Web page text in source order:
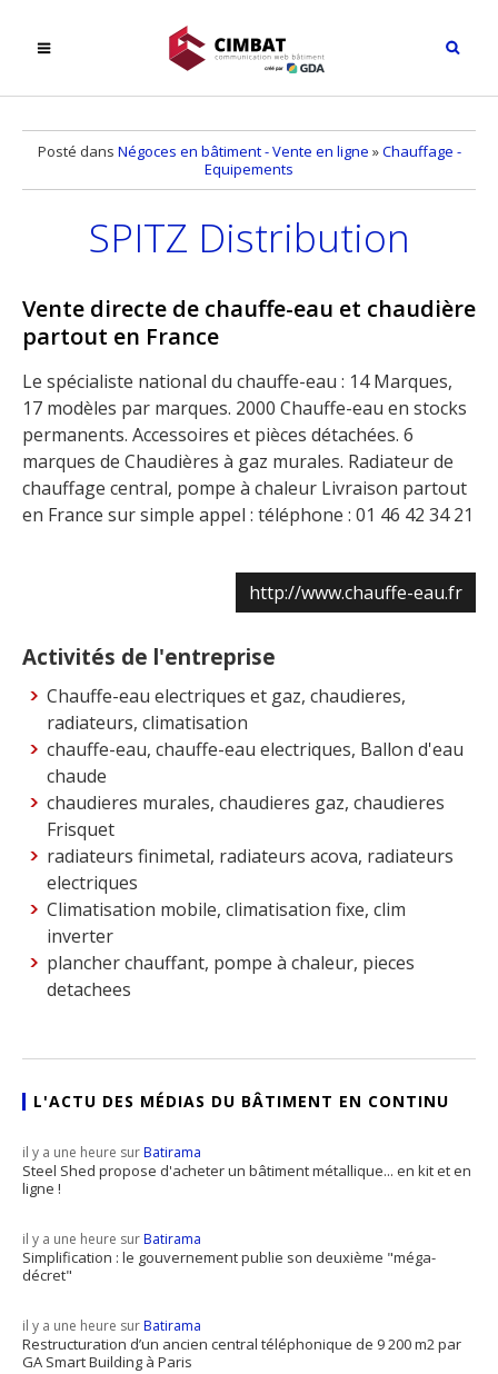
Posté dans Négoces en bâtiment - Vente en ligne »Chauffage -
Equipements
SPITZ Distribution
Vente directe de chauffe-eau et chaudière
partout en France
Le spécialiste national du chauffe-eau : 14 Marques,
17 modèles par marques. 2000 Chauffe-eau en stocks
permanents. Accessoires et pièces détachées. 6
marques de Chaudières à gaz murales. Radiateur de
chauffage central, pompe à chaleur Livraison partout
en France sur simple appel : téléphone : 01 46 42 34 21
http://www.chauffe-eau.fr
Activités de l'entreprise
Chauffe-eau electriques et gaz, chaudieres,
radiateurs, climatisation
chauffe-eau, chauffe-eau electriques, Ballon d'eau
chaude
chaudieres murales, chaudieres gaz, chaudieres
Frisquet
radiateurs finimetal, radiateurs acova, radiateurs
electriques
Climatisation mobile, climatisation fixe, clim
inverter
plancher chauffant, pompe à chaleur, pieces
detachees
L'ACTU DES MÉDIAS DU BÂTIMENT EN CONTINU
il y a une heure surBatirama
Steel Shed propose d'acheter un bâtiment métallique... en kit et en
ligne !
il y a une heure surBatirama
Simplification : le gouvernement publie son deuxième "méga-
décret"
il y a une heure surBatirama
Restructuration d’un ancien central téléphonique de 9 200 m2 par
GA Smart Building à Paris